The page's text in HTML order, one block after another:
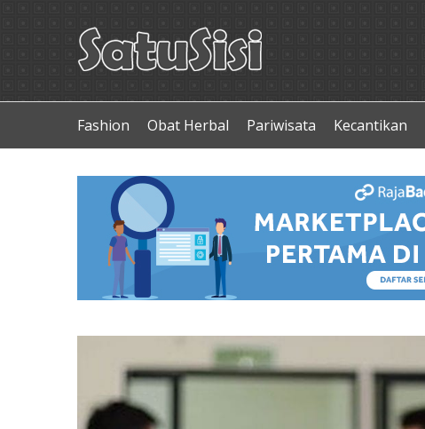
Fashion Obat Herbal Pariwisata Kecantikan